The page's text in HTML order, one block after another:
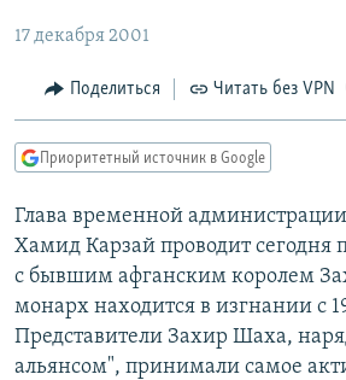
главной
навигации
Вернутся
поиску
IDEL.РЕАЛИИ
КАВКАЗ.РЕАЛИИ
СЕВЕР.РЕАЛИИ
РАСПИСАНИЕ ВЕЩАНИЯ
ПОДПИШИТЕСЬ НА РАССЫЛКУ
СОЦИАЛЬНЫЕ СЕТИ
17 декабря 2001
Поделиться Читать без VPN
Приоритетный источник в Google
Глава временной
Хамид Карзай проводит сегодня
с бывшим афганским королем
монарх находится в изгнании с
Представители Захир Шаха,
альянсом", принимали самое